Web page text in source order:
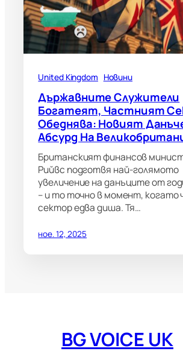
United Kingdom Новини
Държавните Служители
Богатеят, Частният
Обеднява: Новият
Абсурд На
Британският финансов
Рийвс подготвя най-голямото
увеличение на данъците от
– и то точно в момент,
сектор едва диша. Тя…
ное. 12, 2025
BG VOICE UK